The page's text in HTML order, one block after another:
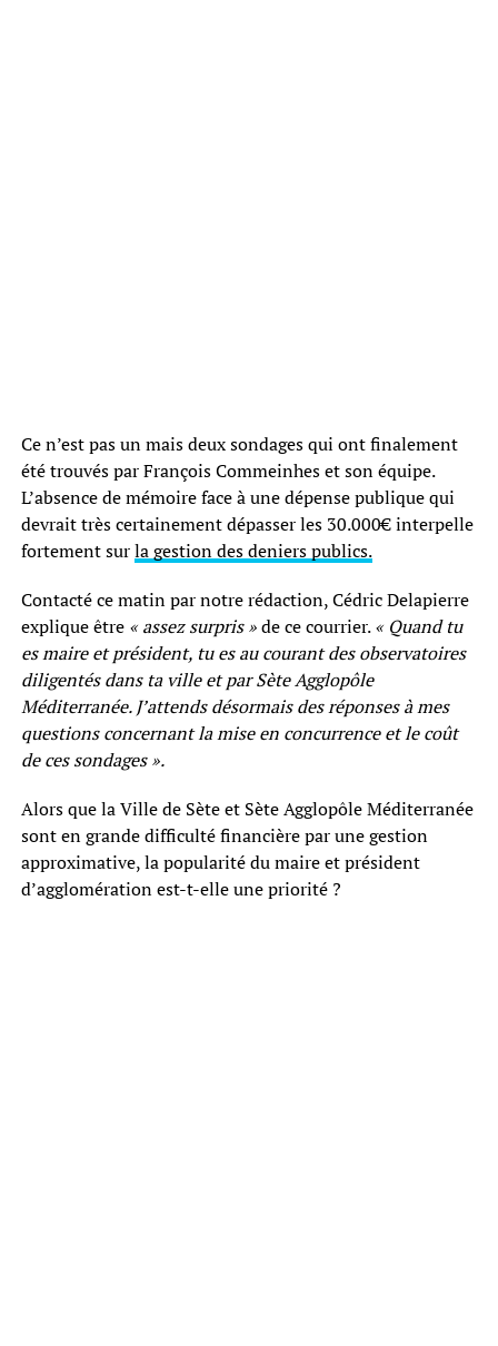
Ce n’est pas un mais deux sondages qui ont finalement
été trouvés par François Commeinhes et son équipe.
L’absence de mémoire face à une dépense publique qui
devrait très certainement dépasser les 30.000€ interpelle
fortement surla gestion des deniers publics.
Contacté ce matin par notre rédaction, Cédric Delapierre
explique être « assez surpris »de ce courrier.« Quand tu
es maire et président, tu es au courant des observatoires
diligentés dans ta ville et par Sète Agglopôle
Méditerranée. J’attends désormais des réponses à mes
questions concernant la mise en concurrence et le coût
de ces sondages ».
Alors que la Ville de Sète et Sète Agglopôle Méditerranée
sont en grande difficulté financière par une gestion
approximative, la popularité du maire et président
d’agglomération est-t-elle une priorité ?